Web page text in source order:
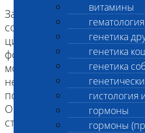
витамины
гематология
генетика
генетика
генетика
гистология
гормоны
гормоны
Заболевание
сопровождающееся
цистина в мочу, что
формирование
мочевыводящих путях и,
непроходимость.
появляются у щенков и
Обычно, заболевание
старшем возрасте - 4х-5ти